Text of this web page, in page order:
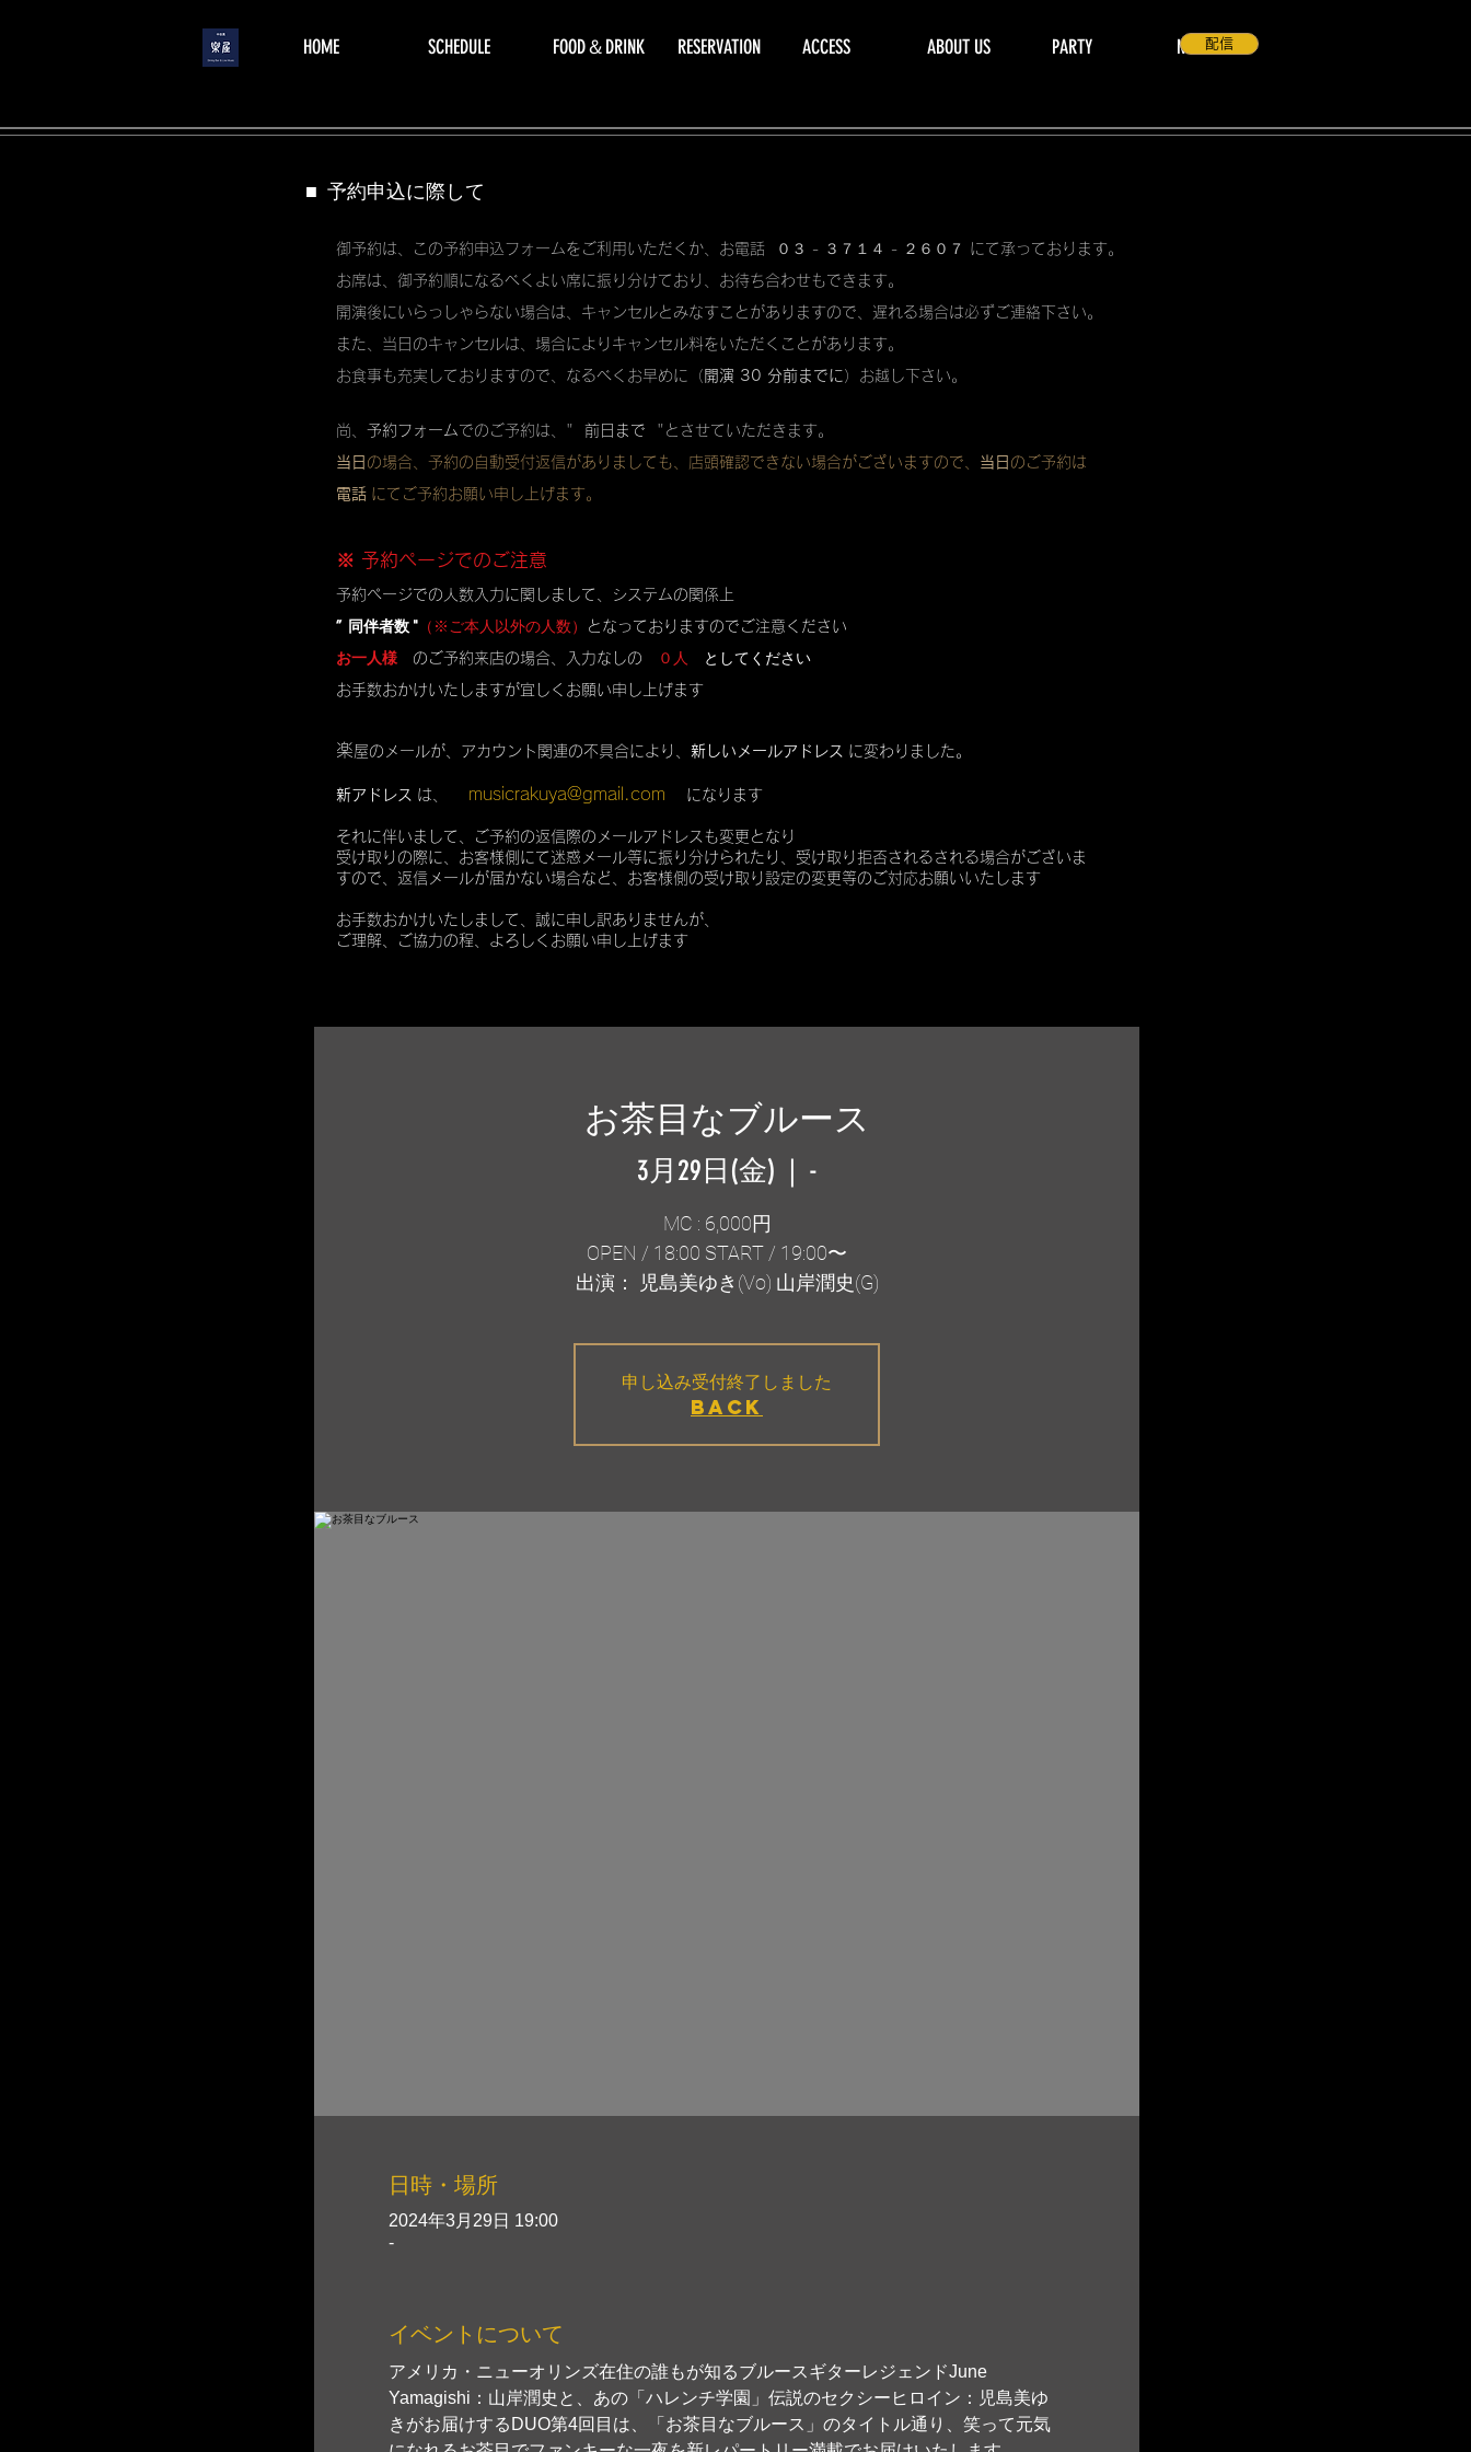
menu HOME SCHEDULE FOOD＆DRINK RESERVATION ACCESS ABOUT US PARTY NEWS配信
■ 予約申込に際して
御予約は、この予約申込フォームをご利用いただくか、お電話 ０３ - ３７１４ - ２６０７ にて承っております。
お席は、御予約順になるべくよい席に振り分けており、お待ち合わせもできます。
開演後にいらっしゃらない場合は、キャンセルとみなすことがありますので、遅れる場合は必ずご連絡下さい。
また、当日のキャンセルは、場合によりキャンセル料をいただくことがあります。
お食事も充実しておりますので、なるべくお早めに（ 開演 30 分前までに）お越し下さい。
尚、 予約フォームでのご予約は、" 前日まで "とさせていただきます。
当日 の場合、予約の自動受付返信がありましても、店頭確認できない場合がございますので、 当日 のご予約は
電話 にてご予約お願い申し上げます。
※ 予約ページでのご注意
予約ページでの人数入力に関しまして、システムの関係上
” 同伴者数 " （※ご本人以外の人数） となっておりますのでご注意ください
お一人様 のご予約来店の場合、入力なしの ０人 としてください
お手数おかけいたしますが宜しくお願い申し上げます
楽屋のメールが、アカウント関連の不具合により、 新しいメールアドレス に変わりました。
新アドレス は、 musicrakuya@gmail.com になります
それに伴いまして、ご予約の返信際のメールアドレスも変更となり
受け取りの際に、お客様側にて迷惑メール等に振り分けられたり、受け取り拒否されるされる場合がございま
すので、返信メールが届かない場合など、お客様側の受け取り設定の変更等のご対応お願いいたします
お手数おかけいたしまして、誠に申し訳ありませんが、
ご理解、ご協力の程、よろしくお願い申し上げます
お茶目なブルース
3月29日(金)
  |
-
MC : 6,000円
OPEN / 18:00 START / 19:00〜
申し込み受付終了しました
BACK
日時・場所
2024年3月29日 19:00
-
イベントについて
アメリカ・ニューオリンズ在住の誰もが知るブルースギターレジェンドJune
Yamagishi：山岸潤史と、あの「ハレンチ学園」伝説のセクシーヒロイン：児島美ゆ
きがお届けするDUO第4回目は、「お茶目なブルース」のタイトル通り、笑って元気